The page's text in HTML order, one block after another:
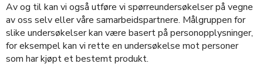
Av og til kan vi også utføre vi spørreundersøkelser på vegne
av oss selv eller våre samarbeidspartnere. Målgruppen for
slike undersøkelser kan være basert på personopplysninger,
for eksempel kan vi rette en undersøkelse mot personer
som har kjøpt et bestemt produkt.